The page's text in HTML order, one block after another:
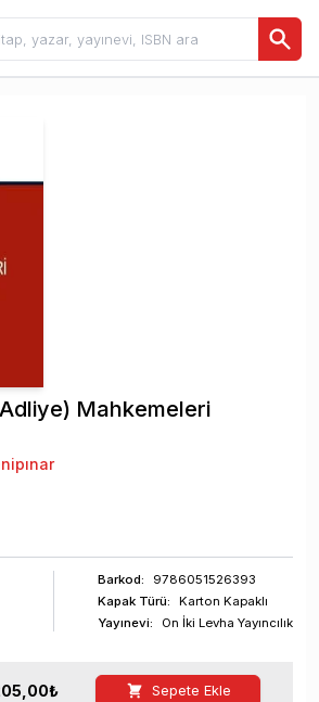
Mahkemeleri
Barkod:
9786051526393
Kapak Türü:
Karton Kapaklı
Yayınevi:
On İki Levha Yayıncılık
₺ Sepete Ekle